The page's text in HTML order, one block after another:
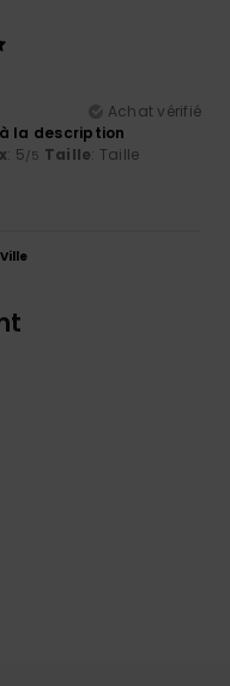
Achat vérifié
la description
: 5/5 Taille: Taille